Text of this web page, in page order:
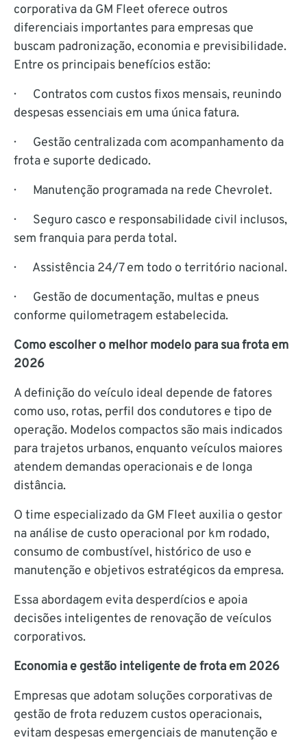
corporativa da GM Fleet oferece outros
diferenciais importantes para empresas que
buscam padronização, economia e previsibilidade.
Entre os principais benefícios estão:
· Contratos com custos fixos mensais, reunindo
despesas essenciais em uma única fatura.
· Gestão centralizada com acompanhamento da
frota e suporte dedicado.
· Manutenção programada na rede Chevrolet.
· Seguro casco e responsabilidade civil inclusos,
sem franquia para perda total.
· Assistência 24/7 em todo o território nacional.
· Gestão de documentação, multas e pneus
conforme quilometragem estabelecida.
Como escolher o melhor modelo para sua frota em
2026
A definição do veículo ideal depende de fatores
como uso, rotas, perfil dos condutores e tipo de
operação. Modelos compactos são mais indicados
para trajetos urbanos, enquanto veículos maiores
atendem demandas operacionais e de longa
distância.
O time especializado da GM Fleet auxilia o gestor
na análise de custo operacional por km rodado,
consumo de combustível, histórico de uso e
manutenção e objetivos estratégicos da empresa.
Essa abordagem evita desperdícios e apoia
decisões inteligentes de renovação de veículos
corporativos.
Economia e gestão inteligente de frota em 2026
Empresas que adotam soluções corporativas de
gestão de frota reduzem custos operacionais,
evitam despesas emergenciais de manutenção e